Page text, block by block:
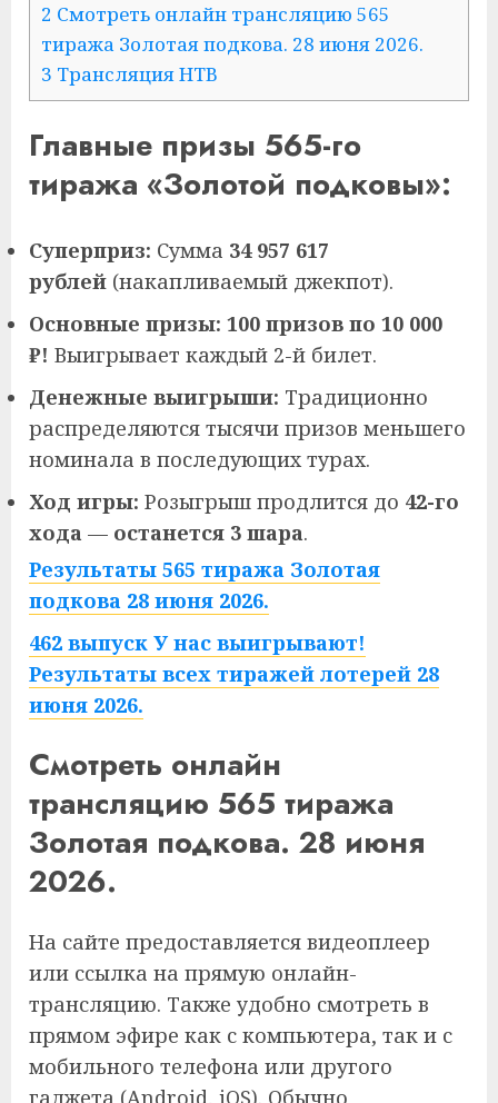
2 Смотреть онлайн трансляцию 565
тиража Золотая подкова. 28 июня 2026.
3 Трансляция НТВ
Главные призы 565-го
тиража «Золотой подковы»:
Суперприз: Сумма 34 957 617
рублей (накапливаемый джекпот).
Основные призы: 100 призов по 10 000
₽! Выигрывает каждый 2-й билет.
Денежные выигрыши: Традиционно
распределяются тысячи призов меньшего
номинала в последующих турах.
Ход игры: Розыгрыш продлится до 42-го
хода — останется 3 шара.
Результаты 565 тиража Золотая
подкова 28 июня 2026.
462 выпуск У нас выигрывают!
Результаты всех тиражей лотерей 28
июня 2026.
Смотреть онлайн
трансляцию 565 тиража
Золотая подкова. 28 июня
2026.
На сайте предоставляется видеоплеер
или ссылка на прямую онлайн-
трансляцию. Также удобно смотреть в
прямом эфире как с компьютера, так и с
мобильного телефона или другого
гаджета (Android, iOS). Обычно